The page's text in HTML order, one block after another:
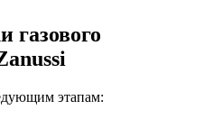
газового
этапам: